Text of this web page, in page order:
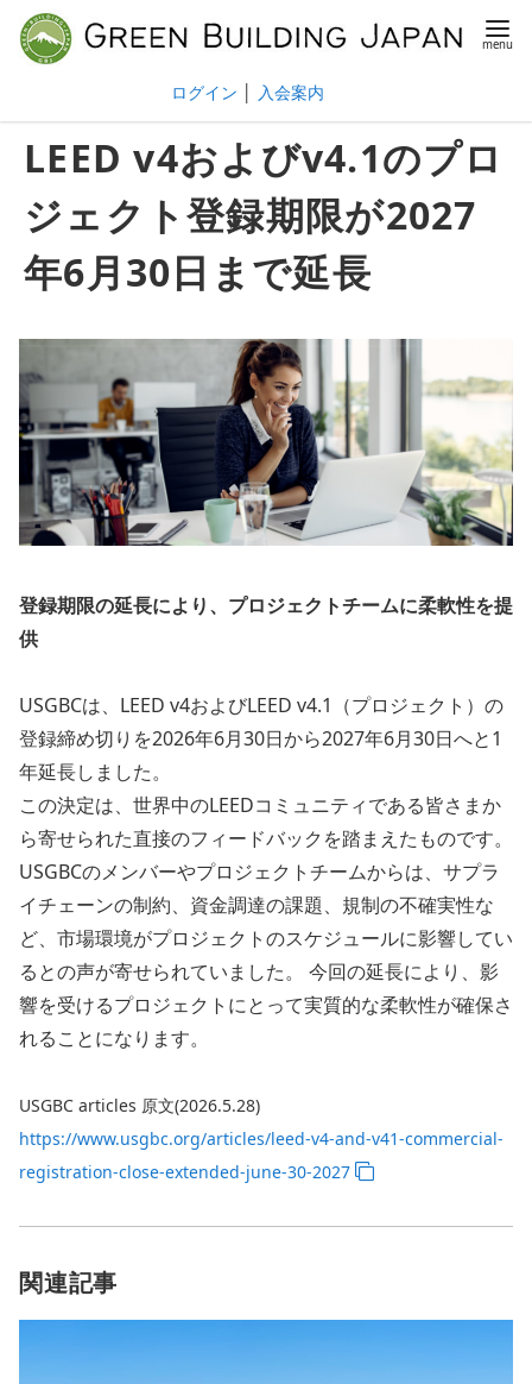
ログイン 入会案内
LEED v4およびv4.1のプロ
ジェクト登録期限が2027
年6月30日まで延長
登録期限の延長により、プロジェクトチームに柔軟性を提
供
USGBCは、LEED v4およびLEED v4.1（プロジェクト）の
登録締め切りを2026年6月30日から2027年6月30日へと1
年延長しました。
この決定は、世界中のLEEDコミュニティである皆さまか
ら寄せられた直接のフィードバックを踏まえたものです。
USGBCのメンバーやプロジェクトチームからは、サプラ
イチェーンの制約、資金調達の課題、規制の不確実性な
ど、市場環境がプロジェクトのスケジュールに影響してい
るとの声が寄せられていました。 今回の延長により、影
響を受けるプロジェクトにとって実質的な柔軟性が確保さ
れることになります。
USGBC articles 原文(2026.5.28)
https://www.usgbc.org/articles/leed-v4-and-v41-commercial-
registration-close-extended-june-30-2027
関連記事